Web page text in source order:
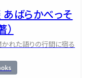
あばらかべっそ
れた語りの行間に宿る